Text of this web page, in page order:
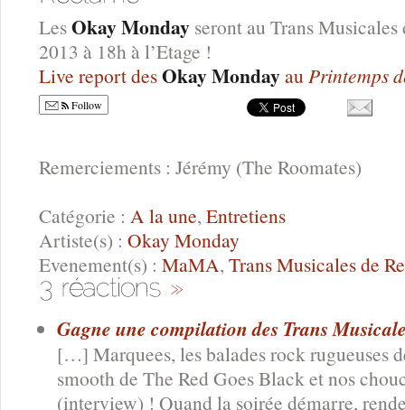
LesOkay Monday seront au Trans
2013 à 18h à l’Etage !
Live report desOkay Mondayau Printemps
Follow
Remerciements : Jérémy (The Roomates)
Catégorie : A la une, Entretiens
Artiste(s) : Okay Monday
Evenement(s) : MaMA, Trans Musicales de
Gagne une compilation des Trans
[…] Marquees, les balades rock rugueuses
smooth de The Red Goes Black et nos
(interview) ! Quand la soirée démarre,